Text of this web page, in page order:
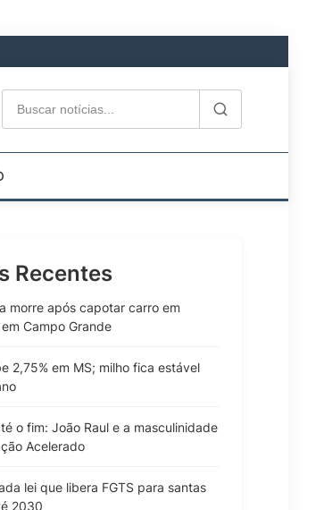
Recentes
morre após capotar carro em
Campo Grande
2,75% em MS; milho fica estável
o fim: João Raul e a masculinidade
Acelerado
lei que libera FGTS para santas
2030